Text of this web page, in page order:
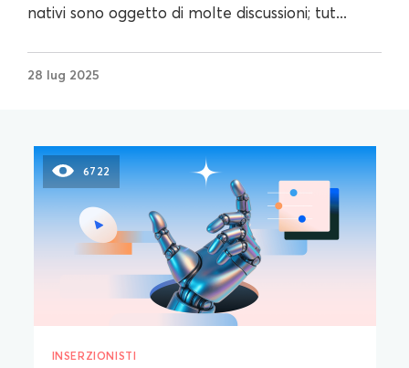
nativi sono oggetto di molte discussioni; tut...
28 lug 2025
6722
INSERZIONISTI